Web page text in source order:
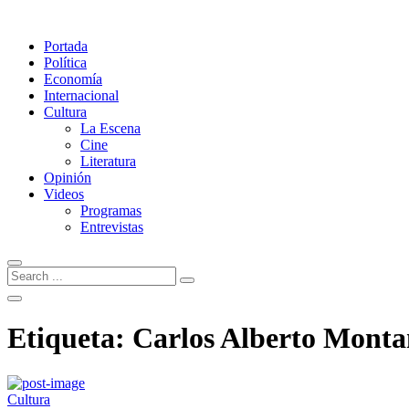
Portada
Política
Economía
Internacional
Cultura
La Escena
Cine
Literatura
Opinión
Videos
Programas
Entrevistas
Etiqueta: Carlos Alberto
Cultura